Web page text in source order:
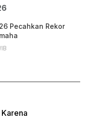
Pecahkan Rekor